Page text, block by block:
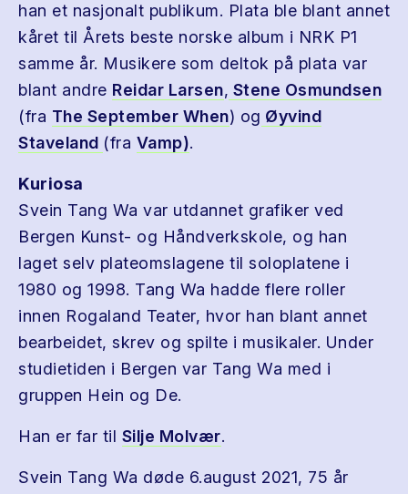
han et nasjonalt publikum. Plata ble blant annet
kåret til Årets beste norske album i NRK P1
samme år. Musikere som deltok på plata var
blant andre Reidar Larsen, Stene Osmundsen
(fra The September When) og Øyvind
Staveland (fra Vamp).
Kuriosa
Svein Tang Wa var utdannet grafiker ved
Bergen Kunst- og Håndverkskole, og han
laget selv plateomslagene til soloplatene i
1980 og 1998. Tang Wa hadde flere roller
innen Rogaland Teater, hvor han blant annet
bearbeidet, skrev og spilte i musikaler. Under
studietiden i Bergen var Tang Wa med i
gruppen Hein og De.
Han er far til Silje Molvær.
Svein Tang Wa døde 6.august 2021, 75 år